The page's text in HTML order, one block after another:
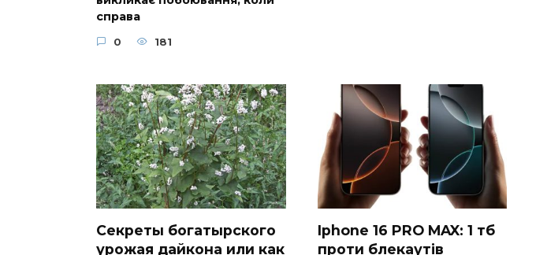
справа
0 181
Секреты богатырского
урожая дайкона или как
Iphone 16 PRO MAX: 1 тб
проти блекаутів